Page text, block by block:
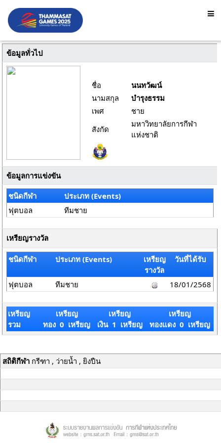
ข้อมูลทั่วไป
ชื่อ
นนทวัฒน์
นามสกุล
บำรุงธรรม
เพศ
ชาย
สังกัด
มหาวิทยาลัยการกีฬา
แห่งชาติ
ข้อมูลการแข่งขัน
ชนิดกีฬา
ประเภท (Events)
ฟุตบอล
ทีมชาย
เหรียญรางวัล
ชนิดกีฬา ประเภท (Events)
เหรียญ
รางวัล
วันที่ได้รับ
ฟุตบอล ทีมชาย 18/01/2568
เหรียญ
รวม
เหรียญ
ทอง 0 เหรียญ
เหรียญ
เงิน 1 เหรียญ
เหรียญ
ทองแดง 0 เหรียญ
สถิติกีฬากรีฑา , ว่ายน้ำ , ยิงปืน